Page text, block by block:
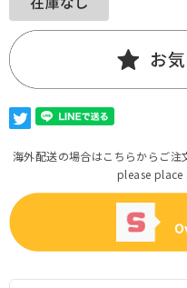
海外配送の場合はこちらからご
please